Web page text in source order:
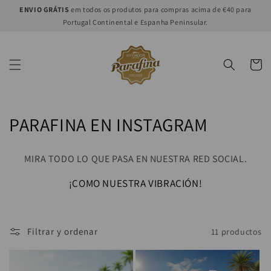
directamente
ENVIO GRÁTIS em todos os produtos para compras acima de €40 para
Portugal Continental e Espanha Peninsular.
Carrito
C
c
PARAFINA EN INSTAGRAM
MIRA TODO LO QUE PASA EN NUESTRA RED SOCIAL.
¡COMO NUESTRA VIBRACIÓN!
Filtrar y ordenar 11 productos